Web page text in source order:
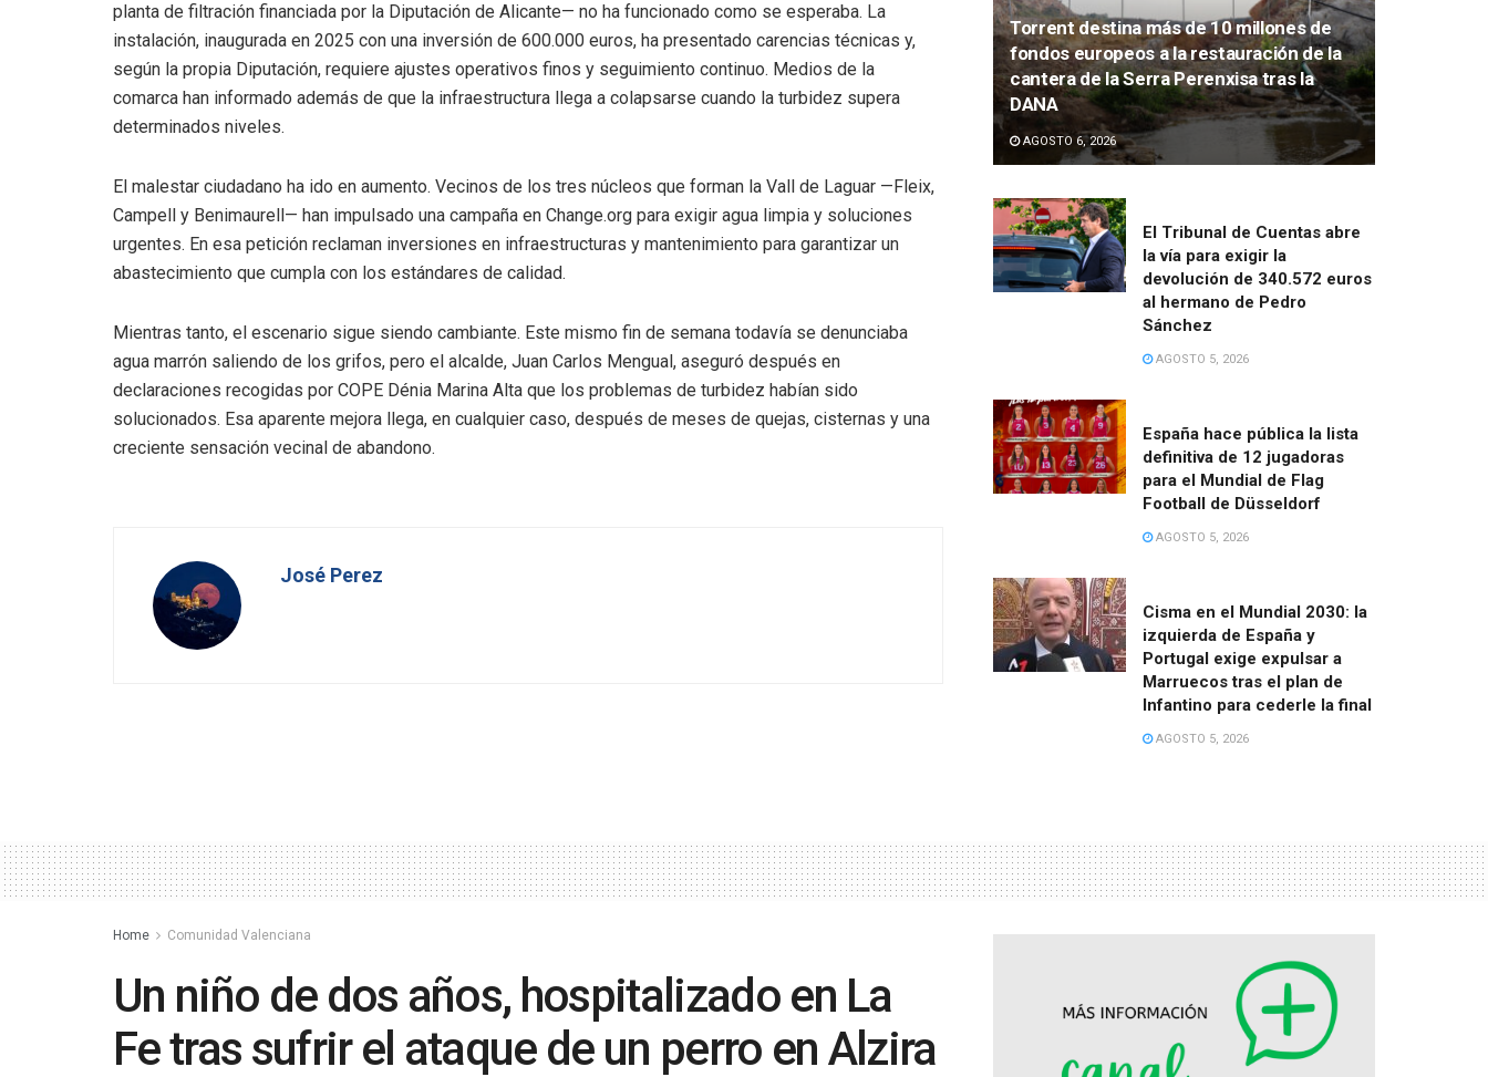
planta de filtración financiada por la Diputación de Alicante— no ha funcionado como se esperaba. La
instalación, inaugurada en 2025 con una inversión de 600.000 euros, ha presentado carencias técnicas y,
según la propia Diputación, requiere ajustes operativos finos y seguimiento continuo. Medios de la
comarca han informado además de que la infraestructura llega a colapsarse cuando la turbidez supera
determinados niveles.
El malestar ciudadano ha ido en aumento. Vecinos de los tres núcleos que forman la Vall de Laguar —Fleix,
Campell y Benimaurell— han impulsado una campaña en Change.org para exigir agua limpia y soluciones
urgentes. En esa petición reclaman inversiones en infraestructuras y mantenimiento para garantizar un
abastecimiento que cumpla con los estándares de calidad.
Mientras tanto, el escenario sigue siendo cambiante. Este mismo fin de semana todavía se denunciaba
agua marrón saliendo de los grifos, pero el alcalde, Juan Carlos Mengual, aseguró después en
declaraciones recogidas por COPE Dénia Marina Alta que los problemas de turbidez habían sido
solucionados. Esa aparente mejora llega, en cualquier caso, después de meses de quejas, cisternas y una
creciente sensación vecinal de abandono.
José Perez
Torrent destina más de 10 millones de
fondos europeos a la restauración de la
cantera de la Serra Perenxisa tras la
DANA
AGOSTO 6, 2026
El Tribunal de Cuentas abre
la vía para exigir la
devolución de 340.572 euros
al hermano de Pedro
Sánchez
AGOSTO 5, 2026
España hace pública la lista
definitiva de 12 jugadoras
para el Mundial de Flag
Football de Düsseldorf
AGOSTO 5, 2026
Cisma en el Mundial 2030: la
izquierda de España y
Portugal exige expulsar a
Marruecos tras el plan de
Infantino para cederle la final
AGOSTO 5, 2026
Home Comunidad Valenciana
Un niño de dos años, hospitalizado en La
Fe tras sufrir el ataque de un perro en Alzira